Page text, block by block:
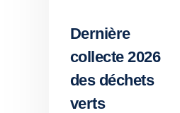
Dernière
collecte 2026
des déchets
verts